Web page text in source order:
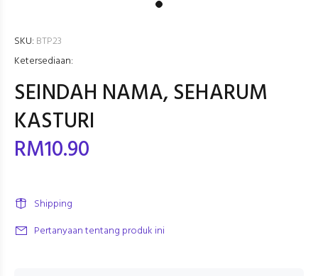
SKU: BTP23
Ketersediaan:
SEINDAH NAMA, SEHARUM
KASTURI
RM10.90
Shipping
Pertanyaan tentang produk ini